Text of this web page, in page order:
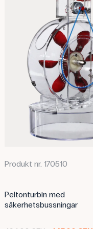
Produkt nr. 170510
Peltonturbin med
säkerhetsbussningar